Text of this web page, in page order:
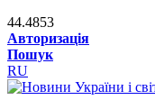
44.4853
Авторизація
Пошук
RU